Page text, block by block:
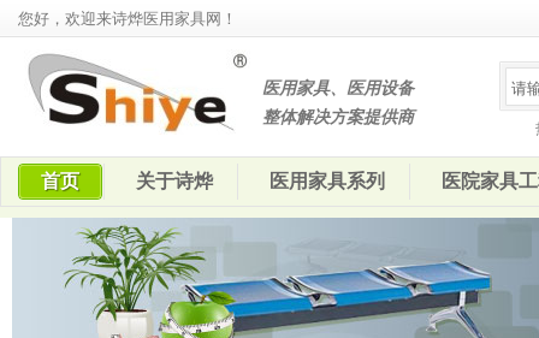
您好，欢迎来诗烨医用家具网！
医用家具、医用设备
整体解决方案提供商
首页 关于诗烨 医用家具系列 医院家具